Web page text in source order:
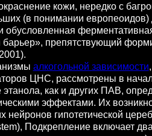
кожи, нередко с
(в понимании европеоидов)
обусловленная
барьер», препятствующий
алкогольной зависимости
ЦНС, рассмотрены в
как и других ПАВ,
эффектами. Их
нейронов гипотетической
Подкрепление включает